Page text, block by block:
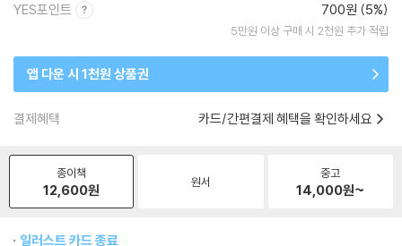
YES포인트 700원 (5%)
5만원 이상 구매 시 2천원 추가 적립
앱 다운 시 1천원 상품권
결제혜택 카드/간편결제 혜택을 확인하세요
종이책
12,600원 원서
중고
14,000원~
일러스트 카드 종료